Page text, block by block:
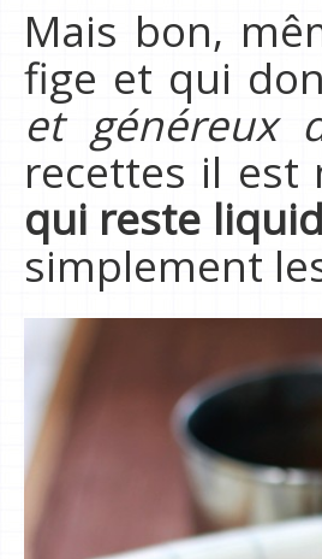
Mais bon,
fige et qui
et généreux
recettes il est
qui reste
simplement